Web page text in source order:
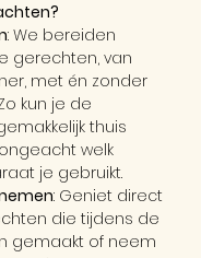
: We bereiden
gerechten, van
met én zonder
kun je de
thuis
welk
je gebruikt.
: Geniet direct
die tijdens de
gemaakt of neem